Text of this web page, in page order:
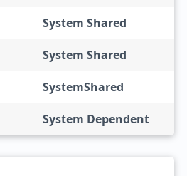
System Shared
System Shared
SystemShared
System Dependent